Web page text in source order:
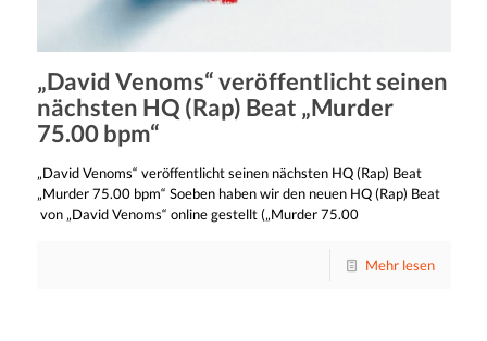
„David Venoms“ veröffentlicht seinen
nächsten HQ (Rap) Beat „Murder
75.00 bpm“
„David Venoms“ veröffentlicht seinen nächsten HQ (Rap) Beat
„Murder 75.00 bpm“ Soeben haben wir den neuen HQ (Rap) Beat
von „David Venoms“ online gestellt („Murder 75.00
Mehr lesen